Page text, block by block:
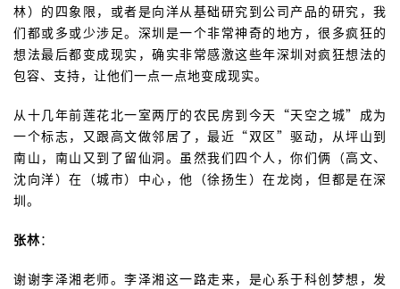
林）的四象限，或者是向洋从基础研究到公司产品的研究，我
们都或多或少涉足。深圳是一个非常神奇的地方，很多疯狂的
想法最后都变成现实，确实非常感激这些年深圳对疯狂想法的
包容、支持，让他们一点一点地变成现实。
从十几年前莲花北一室两厅的农民房到今天“天空之城”成为
一个标志，又跟高文做邻居了，最近“双区”驱动，从坪山到
南山，南山又到了留仙洞。虽然我们四个人，你们俩（高文、
沈向洋）在（城市）中心，他（徐扬生）在龙岗，但都是在深
圳。
张林：
谢谢李泽湘老师。李泽湘这一路走来，是心系于科创梦想，发